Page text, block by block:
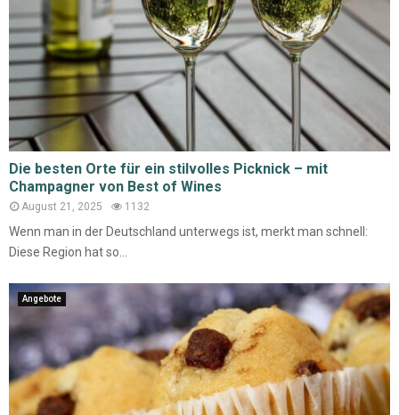
Die besten Orte für ein stilvolles Picknick – mit
Champagner von Best of Wines
August 21, 2025 1132
Wenn man in der Deutschland unterwegs ist, merkt man schnell:
Diese Region hat so...
Angebote